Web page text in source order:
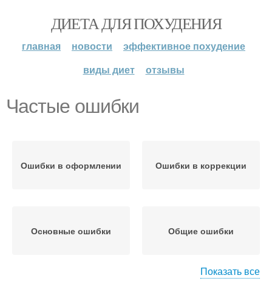
ДИЕТА ДЛЯ ПОХУДЕНИЯ
главная новости
эффективное похудение
виды диет
отзывы
Частые ошибки
Ошибки в оформлении Ошибки в коррекции
Основные ошибки Общие ошибки
Показать все